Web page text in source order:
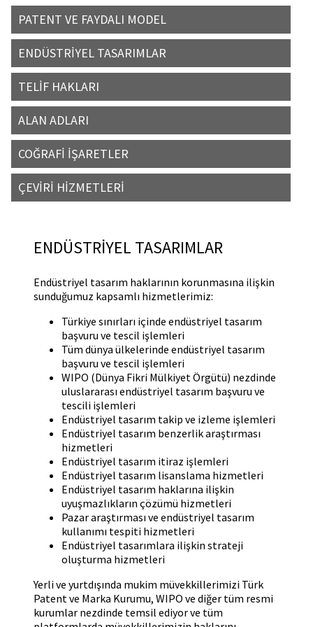
PATENT VE FAYDALI MODEL
ENDÜSTRİYEL TASARIMLAR
TELİF HAKLARI
ALAN ADLARI
COĞRAFİ İŞARETLER
ÇEVİRİ HİZMETLERİ
ENDÜSTRİYEL TASARIMLAR
Endüstriyel tasarım haklarının korunmasına ilişkin
sunduğumuz kapsamlı hizmetlerimiz:
Türkiye sınırları içinde endüstriyel tasarım
başvuru ve tescil işlemleri
Tüm dünya ülkelerinde endüstriyel tasarım
başvuru ve tescil işlemleri
WIPO (Dünya Fikri Mülkiyet Örgütü) nezdinde
uluslararası endüstriyel tasarım başvuru ve
tescili işlemleri
Endüstriyel tasarım takip ve izleme işlemleri
Endüstriyel tasarım benzerlik araştırması
hizmetleri
Endüstriyel tasarım itiraz işlemleri
Endüstriyel tasarım lisanslama hizmetleri
Endüstriyel tasarım haklarına ilişkin
uyuşmazlıkların çözümü hizmetleri
Pazar araştırması ve endüstriyel tasarım
kullanımı tespiti hizmetleri
Endüstriyel tasarımlara ilişkin strateji
oluşturma hizmetleri
Yerli ve yurtdışında mukim müvekkillerimizi Türk
Patent ve Marka Kurumu, WIPO ve diğer tüm resmi
kurumlar nezdinde temsil ediyor ve tüm